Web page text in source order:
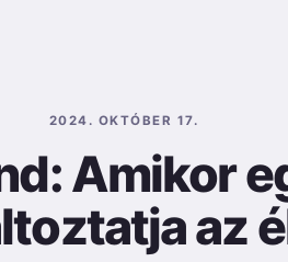
2024. OKTÓBER 17.
Amikor
az